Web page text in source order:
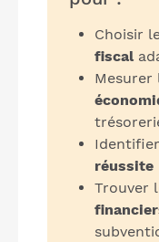
Choisir
fiscal
Mesurer
réussite
Trouver